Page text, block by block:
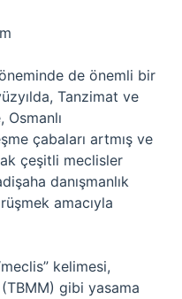
de önemli bir
Tanzimat ve
çabaları artmış ve
çeşitli meclisler
danışmanlık
amacıyla
kelimesi,
gibi yasama